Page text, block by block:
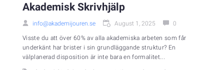
Akademisk Skrivhjälp
info@akademijouren.se August 1, 2025 0
Visste du att över 60% av alla akademiska arbeten som får
underkänt har brister i sin grundläggande struktur? En
välplanerad disposition är inte bara en formalitet...